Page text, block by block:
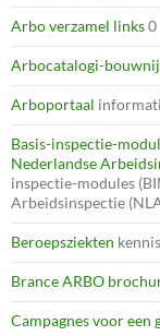
Arbo verzamel links0
Arbocatalogi-
Arboportaal
Basis-inspectie-
Nederlandse
inspectie-modules
Arbeidsinspectie
Beroepsziekten
Brance ARBO
Campagnes voor een